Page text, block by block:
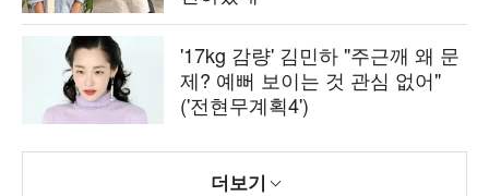
'17kg 감량' 김민하 "주근깨 왜 문
제? 예뻐 보이는 것 관심 없어"
('전현무계획4')
더보기